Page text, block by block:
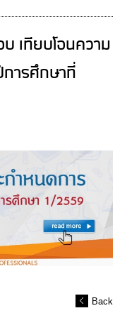
เทียบโอนความ
ารศึกษาที่
Back